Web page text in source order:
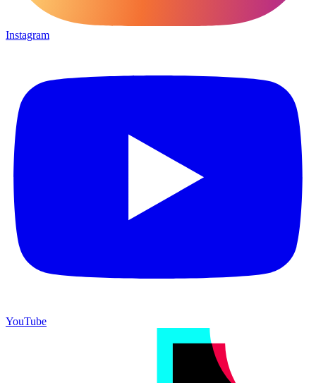
Instagram
YouTube